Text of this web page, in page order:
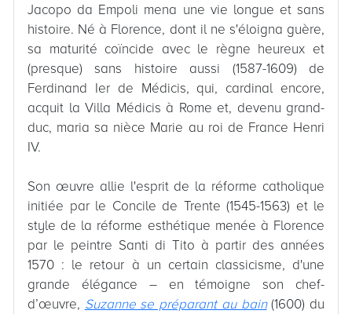
Jacopo da Empoli mena une vie longue et sans
histoire. Né à Florence, dont il ne s'éloigna guère,
sa maturité coïncide avec le règne heureux et
(presque) sans histoire aussi (1587-1609) de
Ferdinand Ier de Médicis, qui, cardinal encore,
acquit la Villa Médicis à Rome et, devenu grand-
duc, maria sa nièce Marie au roi de France Henri
IV.
Son œuvre allie l'esprit de la réforme catholique
initiée par le Concile de Trente (1545-1563) et le
style de la réforme esthétique menée à Florence
par le peintre Santi di Tito à partir des années
1570 : le retour à un certain classicisme, d'une
grande élégance – en témoigne son chef-
d’œuvre, Suzanne se préparant au bain(1600) du